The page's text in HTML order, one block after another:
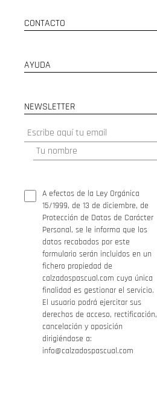
CONTACTO
AYUDA
NEWSLETTER
A efectos de la Ley Orgánica
15/1999, de 13 de diciembre, de
Protección de Datos de Carácter
Personal, se le informa que los
datos recabados por este
formulario serán incluidos en un
fichero propiedad de
calzadospascual.com cuya única
finalidad es gestionar el servicio.
El usuario podrá ejercitar sus
derechos de acceso, rectificación,
cancelación y oposición
dirigiéndose a:
info@calzadospascual.com